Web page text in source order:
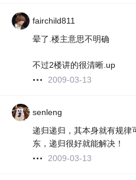
fairchild811
晕了.楼主意思不明确
不过2楼讲的很清晰.up
2009-03-13
senleng
递归递归，其本身就有规律
东，递归很好就能解决！
2009-03-13